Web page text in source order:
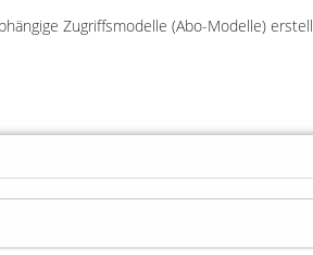
Zugriffsmodelle (Abo-Modelle)